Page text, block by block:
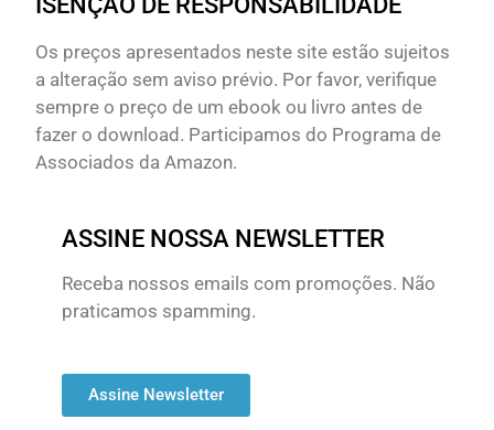
Os preços apresentados neste site estão sujeitos
a alteração sem aviso prévio. Por favor, verifique
sempre o preço de um ebook ou livro antes de
fazer o download. Participamos do Programa de
Associados da Amazon.
ASSINE NOSSA NEWSLETTER
Receba nossos emails com promoções. Não
praticamos spamming.
Assine Newsletter